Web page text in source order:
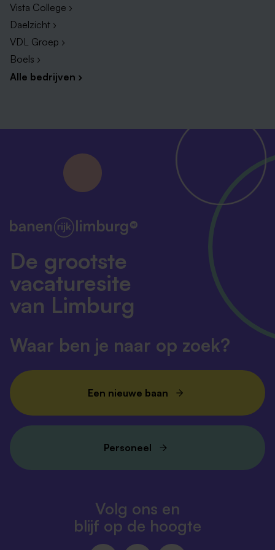
Vista College ›
Daelzicht ›
VDL Groep ›
Boels ›
Alle bedrijven ›
De grootste
vacaturesite
van Limburg
Waar ben je naar op zoek?
Een nieuwe baan
Personeel
Volg ons en
blijf op de hoogte